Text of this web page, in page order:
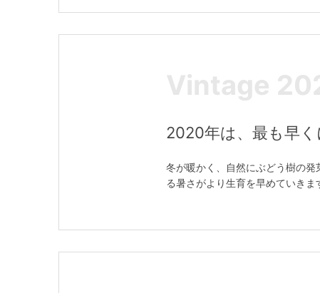
Vintage
2020年は、最も早
冬が暖かく、自然にぶどう樹の
る暑さがより生育を早めていき